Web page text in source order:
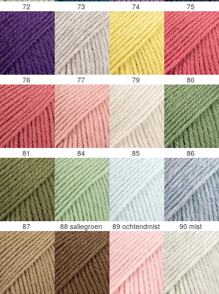
72 73 74 75
76 77 79 80
81 84 85 86
87 88 saliegroen 89 ochtendmist 90 mist